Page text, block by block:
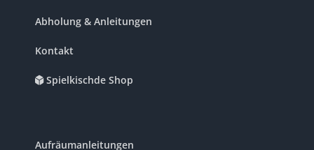
Abholung & Anleitungen
Kontakt
Spielkischde Shop
Aufräumanleitungen